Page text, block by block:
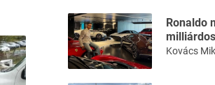
Ronaldo
Kovács